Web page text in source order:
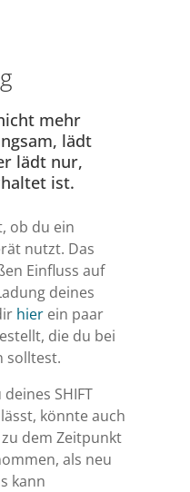
mehr
lädt
lädt nur,
ist.
ob du ein
nutzt. Das
Einfluss auf
deines
hierein paar
die du bei
solltest.
SHIFT
könnte auch
dem Zeitpunkt
als neu
kann